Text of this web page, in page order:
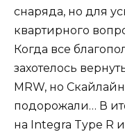
снаряда, но для
квартирного
Когда все
захотелось
MRW, но
подорожали… В
на Integra Type R